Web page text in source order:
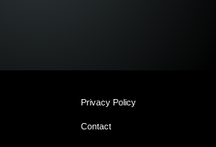
Privacy Policy
Contact